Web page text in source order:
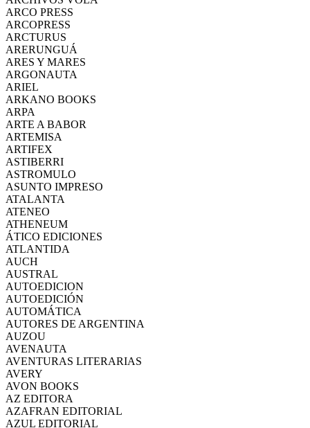
ARCO PRESS
ARCOPRESS
ARCTURUS
ARERUNGUÁ
ARES Y MARES
ARGONAUTA
ARIEL
ARKANO BOOKS
ARPA
ARTE A BABOR
ARTEMISA
ARTIFEX
ASTIBERRI
ASTROMULO
ASUNTO IMPRESO
ATALANTA
ATENEO
ATHENEUM
ÁTICO EDICIONES
ATLANTIDA
AUCH
AUSTRAL
AUTOEDICION
AUTOEDICIÓN
AUTOMÁTICA
AUTORES DE ARGENTINA
AUZOU
AVENAUTA
AVENTURAS LITERARIAS
AVERY
AVON BOOKS
AZ EDITORA
AZAFRAN EDITORIAL
AZUL EDITORIAL